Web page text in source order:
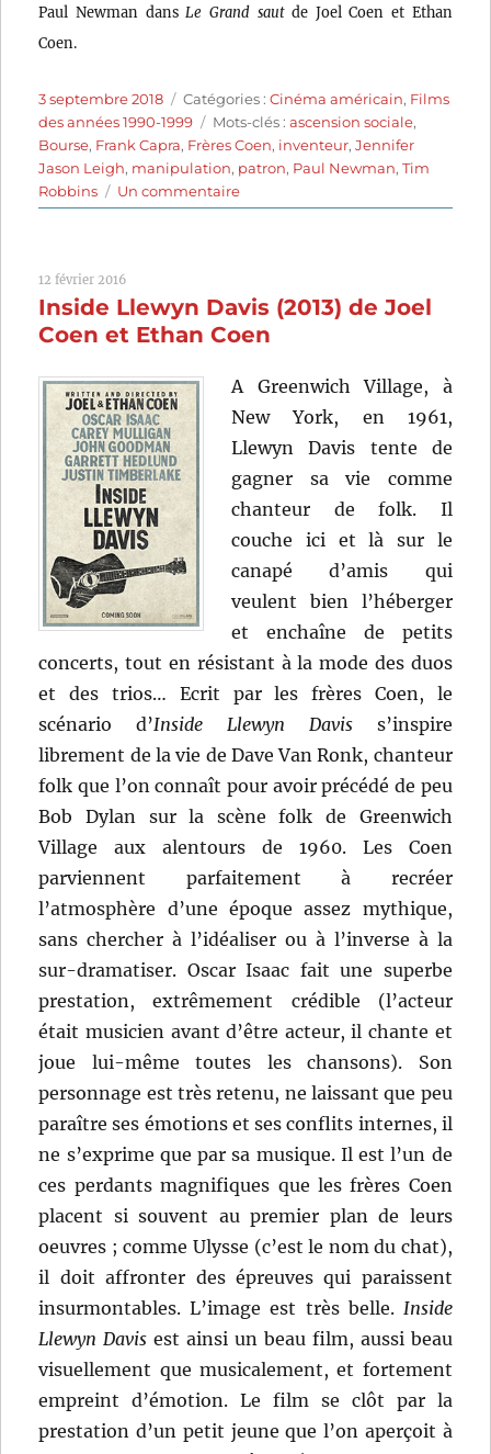
Paul Newman dans Le Grand sautde Joel Coen et Ethan
Coen.
Publié
le
3 septembre 2018 Catégories
Catégories :Cinéma américain, Films
des années 1990-1999
Étiquettes
Mots-clés :ascension sociale,
Bourse, Frank Capra, Frères Coen, inventeur,Jennifer
Jason Leigh, manipulation, patron, Paul Newman,Tim
Robbins
Un commentairesur
Le
de
Joel
Ethan
Coen
12 février 2016
Inside Llewyn Davis (2013) de Joel
Coen et Ethan Coen
A Greenwich Village, à
New York, en 1961,
Llewyn Davis tente de
gagner sa vie comme
chanteur de folk. Il
couche ici et là sur le
canapé d’amis qui
veulent bien l’héberger
et enchaîne de petits
concerts, tout en résistant à la mode des duos
et des trios… Ecrit par les frères Coen, le
scénario d’Inside Llewyn Daviss’inspire
librement de la vie de Dave Van Ronk, chanteur
folk que l’on connaît pour avoir précédé de peu
Bob Dylan sur la scène folk de Greenwich
Village aux alentours de 1960. Les Coen
parviennent parfaitement à recréer
l’atmosphère d’une époque assez mythique,
sans chercher à l’idéaliser ou à l’inverse à la
sur-dramatiser. Oscar Isaac fait une superbe
prestation, extrêmement crédible (l’acteur
était musicien avant d’être acteur, il chante et
joue lui-même toutes les chansons). Son
personnage est très retenu, ne laissant que peu
paraître ses émotions et ses conflits internes, il
ne s’exprime que par sa musique. Il est l’un de
ces perdants magnifiques que les frères Coen
placent si souvent au premier plan de leurs
oeuvres ; comme Ulysse (c’est le nom du chat),
il doit affronter des épreuves qui paraissent
insurmontables. L’image est très belle. Inside
Llewyn Davis est ainsi un beau film, aussi beau
visuellement que musicalement, et fortement
empreint d’émotion. Le film se clôt par la
prestation d’un petit jeune que l’on aperçoit à